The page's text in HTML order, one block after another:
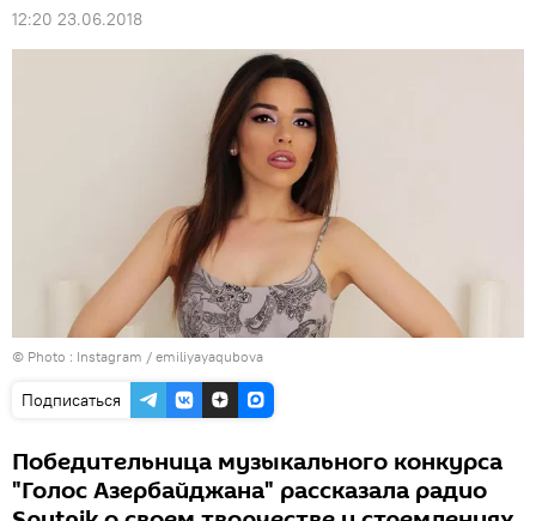
12:20 23.06.2018
© Photo : Instagram / emiliyayaqubova
Подписаться
Победительница музыкального конкурса
"Голос Азербайджана" рассказала радио